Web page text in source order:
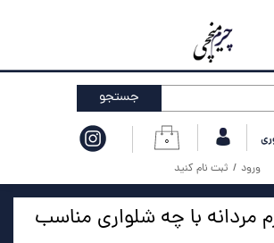
۰
ورود / ثبت نام کنید
جستجو
مردانه با چه شلواری مناسب